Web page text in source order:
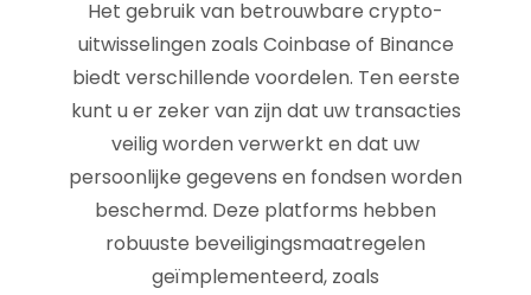
Het gebruik van betrouwbare crypto-
uitwisselingen zoals Coinbase of Binance
biedt verschillende voordelen. Ten eerste
kunt u er zeker van zijn dat uw transacties
veilig worden verwerkt en dat uw
persoonlijke gegevens en fondsen worden
beschermd. Deze platforms hebben
robuuste beveiligingsmaatregelen
geïmplementeerd, zoals